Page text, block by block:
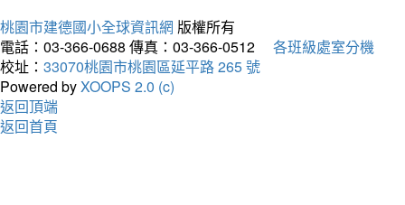
桃園市建德國小全球資訊網 版權所有
電話：03-366-0688 傳真：03-366-0512
各班級處室分機
校址： 33070桃園市桃園區延平路 265 號
Powered byXOOPS 2.0 (c)
返回頂端
返回首頁